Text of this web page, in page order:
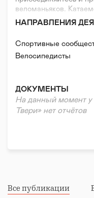
веломаньяков.
НАПРАВЛЕНИЯ
Спортивные
Велосипедисты
ДОКУМЕНТЫ
На данный момент у
Твери» нет отчётов
Все публикации